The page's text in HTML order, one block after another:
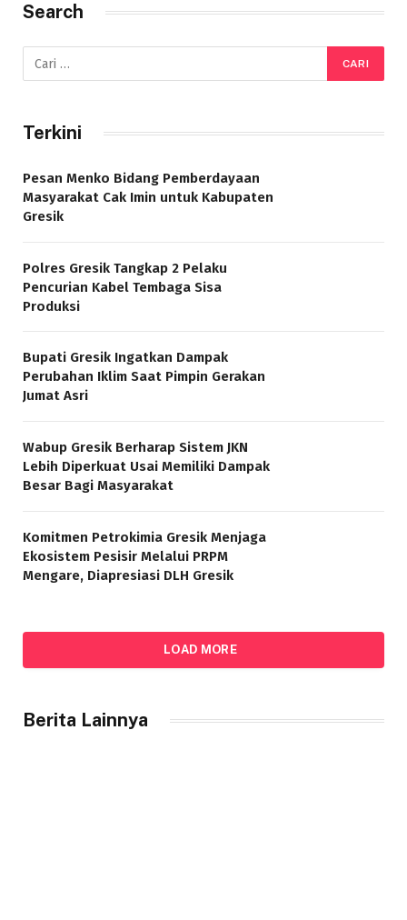
Search
Terkini
Pesan Menko Bidang Pemberdayaan
Masyarakat Cak Imin untuk Kabupaten
Gresik
Polres Gresik Tangkap 2 Pelaku
Pencurian Kabel Tembaga Sisa
Produksi
Bupati Gresik Ingatkan Dampak
Perubahan Iklim Saat Pimpin Gerakan
Jumat Asri
Wabup Gresik Berharap Sistem JKN
Lebih Diperkuat Usai Memiliki Dampak
Besar Bagi Masyarakat
Komitmen Petrokimia Gresik Menjaga
Ekosistem Pesisir Melalui PRPM
Mengare, Diapresiasi DLH Gresik
LOAD MORE
Berita Lainnya